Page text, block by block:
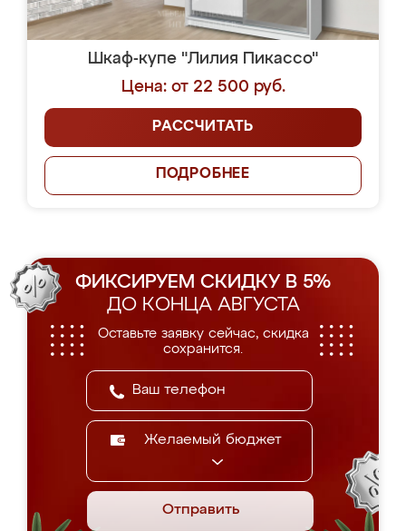
Шкаф-купе "Лилия Пикассо"
Цена: от 22 500 руб.
РАССЧИТАТЬ
ПОДРОБНЕЕ
ФИКСИРУЕМ СКИДКУ В 5%
ДО КОНЦА АВГУСТА
Оставьте заявку сейчас, скидка
сохранится.
Желаемый бюджет
Отправить